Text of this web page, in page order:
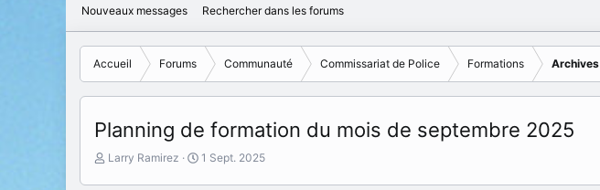
Nouveaux messages Rechercher dans les forums
Accueil Forums Communauté Commissariat de Police Formations Archives
Planning de formation du mois de septembre 2025
ILarry Ramirez
D1 Sept. 2025